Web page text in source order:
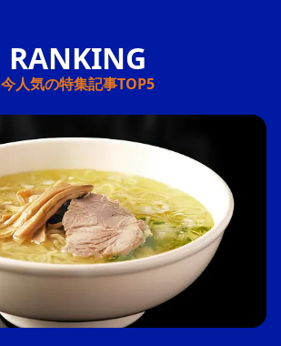
今人気の特集記事TOP5